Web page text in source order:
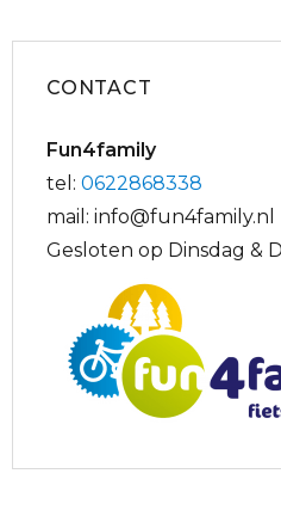
CONTACT
Fun4family
tel: 0622868338
mail: info@fun4family.nl
Gesloten op Dinsdag &